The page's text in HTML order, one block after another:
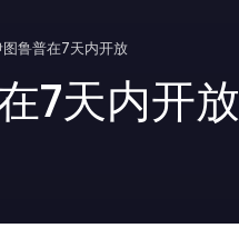
鲁普在7天内开放
7天内开放